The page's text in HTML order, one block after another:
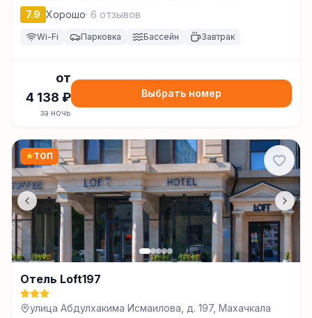
Туапсинская , 5/44, Махачкала
7.9 Хорошо· 6 отзывов
Wi-Fi Парковка Бассейн Завтрак
от
4 138 ₽
за ночь
Выбрать номер
★ТОП
Отель Loft197
улица Абдулхакима Исмаилова, д. 197, Махачкала